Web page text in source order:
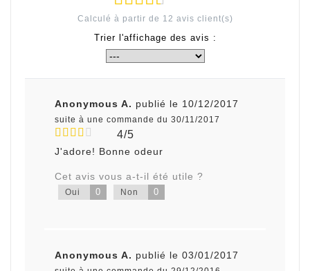
Calculé à partir de 12 avis client(s)
Trier l'affichage des avis :
Anonymous A. publié le 10/12/2017
suite à une commande du 30/11/2017
4/5
J'adore! Bonne odeur
Cet avis vous a-t-il été utile ?
Oui 0 Non 0
Anonymous A. publié le 03/01/2017